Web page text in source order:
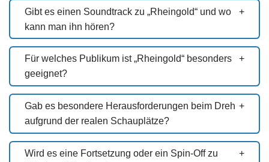
Gibt es einen Soundtrack zu „Rheingold“ und wo
kann man ihn hören?
Für welches Publikum ist „Rheingold“ besonders
geeignet?
Gab es besondere Herausforderungen beim Dreh
aufgrund der realen Schauplätze?
Wird es eine Fortsetzung oder ein Spin-Off zu